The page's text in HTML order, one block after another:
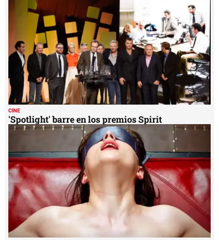
CINE
'Spotlight' barre en los premios Spirit